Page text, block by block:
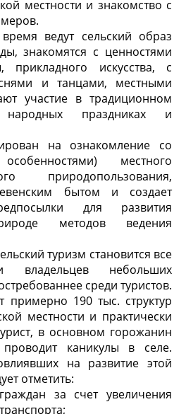
местности и знакомство с
ведут сельский образ
знакомятся с ценностями
прикладного искусства, с
и танцами, местными
участие в традиционном
праздниках и
на ознакомление со
местного
природопользования,
бытом и создает
для развития
методов ведения
туризм становится все
владельцев небольших
среди туристов.
примерно 190 тыс. структур
местности и практически
в основном горожанин
проводит каникулы в селе.
на развитие этой
отметить:
за счет увеличения